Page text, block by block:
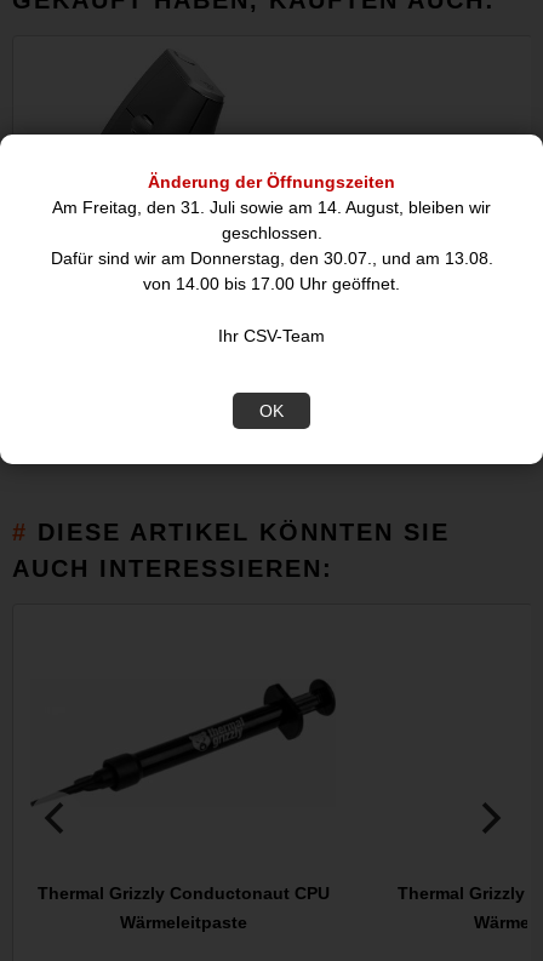
Änderung der Öffnungszeiten
Am Freitag, den 31. Juli sowie am 14. August, bleiben wir
geschlossen.
Dafür sind wir am Donnerstag, den 30.07., und am 13.08.
von 14.00 bis 17.00 Uhr geöffnet.
Ihr CSV-Team
OK
Logitech MX Vertical, kabellos +
€
DIESE ARTIKEL KÖNNTEN SIE
AUCH INTERESSIEREN:
Thermal Grizzly Conductonaut CPU
Wärmeleitpaste
Thermal Grizzly